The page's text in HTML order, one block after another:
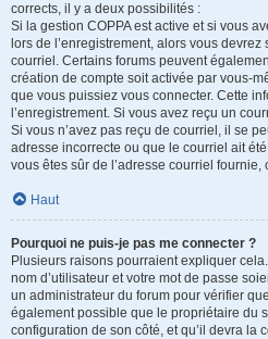
corrects, il y a deux possibilités :
Si la gestion COPPA est active et si vous
lors de l’enregistrement, alors vous
courriel. Certains forums peuvent
création de compte soit activée par vous-
que vous puissiez vous connecter. Cette
l’enregistrement. Si vous avez reçu un
Si vous n’avez pas reçu de courriel, il se
adresse incorrecte ou que le courriel ait
vous êtes sûr de l’adresse courriel fournie,
Haut
Pourquoi ne puis-je pas me connecter ?
Plusieurs raisons pourraient expliquer
nom d’utilisateur et votre mot de passe
un administrateur du forum pour vérifier
également possible que le propriétaire du
configuration de son côté, et qu’il devra la